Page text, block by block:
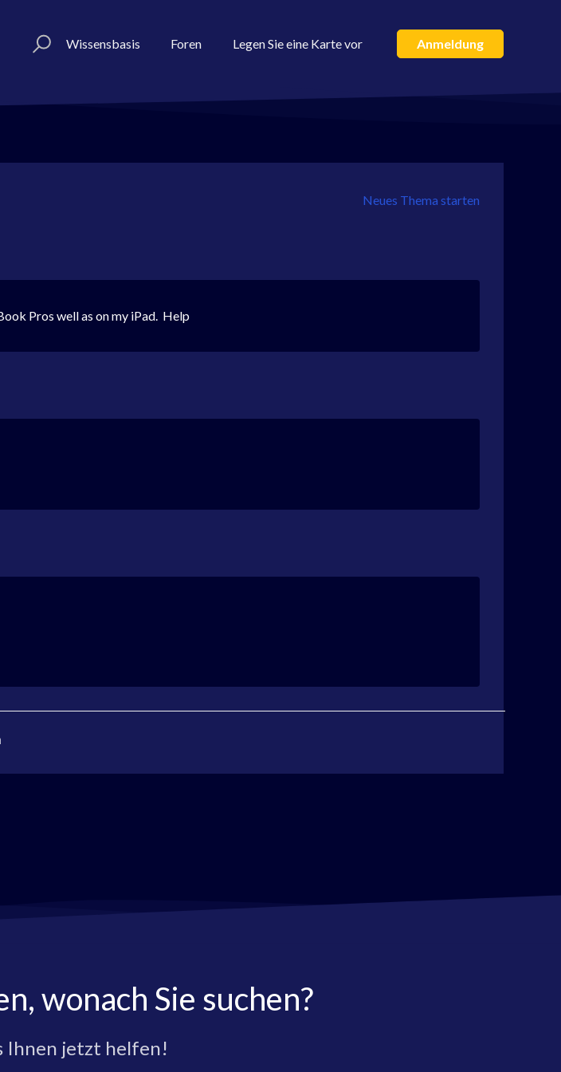
Wissensbasis Foren Legen Sie eine Karte vor Anmeldung
Neues Thema starten
Pros well as on my iPad. Help
wonach Sie suchen?
Ihnen jetzt helfen!